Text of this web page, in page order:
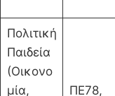
Πολιτική
Παιδεία
(Οικονο
μία,
ΠΕ78,